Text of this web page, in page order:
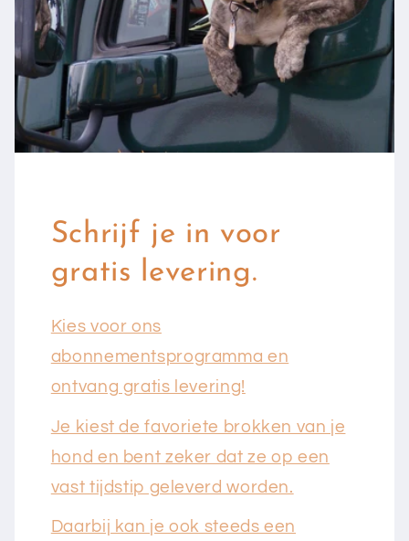
Schrijf je in voor
gratis levering.
Kies voor ons
abonnementsprogramma en
ontvang gratis levering!
Je kiest de favoriete brokken van je
hond en bent zeker dat ze op een
vast tijdstip geleverd worden.
Daarbij kan je ook steeds een